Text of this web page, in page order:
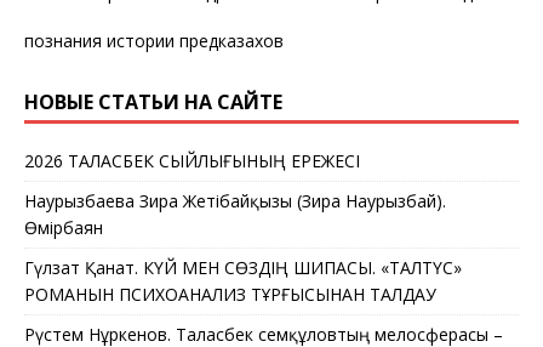
познания истории предказахов
НОВЫЕ СТАТЬИ НА САЙТЕ
2026 ТАЛАСБЕК СЫЙЛЫҒЫНЫҢ ЕРЕЖЕСІ
Наурызбаева Зира Жетібайқызы (Зира Наурызбай).
Өмірбаян
Гүлзат Қанат. КҮЙ МЕН СӨЗДІҢ ШИПАСЫ. «ТАЛТҮС»
РОМАНЫН ПСИХОАНАЛИЗ ТҰРҒЫСЫНАН ТАЛДАУ
Рүстем Нұркенов. Таласбек Әсемқұловтың мелосферасы –